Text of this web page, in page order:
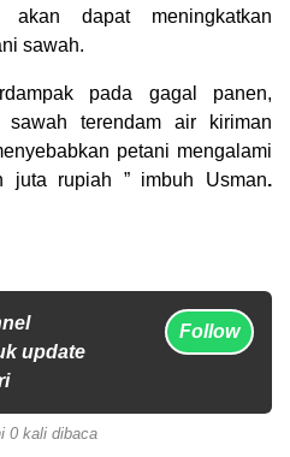
dapat meningkatkan
sawah.
pada gagal panen,
terendam air kiriman
petani mengalami
juta rupiah ” imbuh Usman.
update
Follow
0 kali dibaca